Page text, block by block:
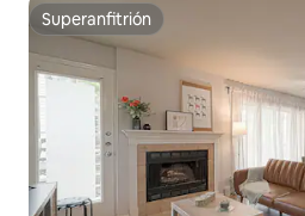
Superanfitrión
Superanfitrión